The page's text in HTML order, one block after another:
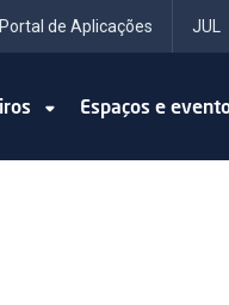
Portal de Aplicações JUL
Espaços e